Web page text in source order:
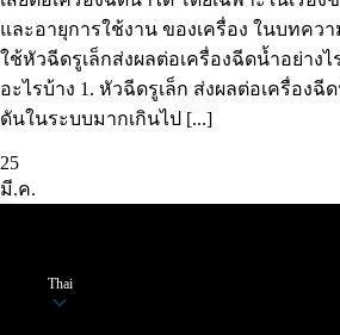
Thai
และอายุการใช้งาน ของเครื่อง ในบทคว
ใช้หัวฉีดรูเล็กส่งผลต่อเครื่องฉีดน้ำอย่าง
อะไรบ้าง 1. หัวฉีดรูเล็ก ส่งผลต่อเครื่องฉีด
ดันในระบบมากเกินไป [...]
25
มี.ค.